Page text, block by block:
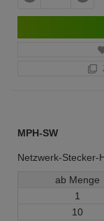
MPH-SW
Netzwerk-Stecker-
ab Menge
1
10